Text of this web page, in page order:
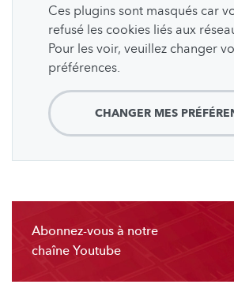
Ces plugins sont masqués car
refusé les cookies liés aux
Pour les voir, veuillez changer
préférences.
CHANGER MES
Abonnez-vous à notre
chaîne Youtube